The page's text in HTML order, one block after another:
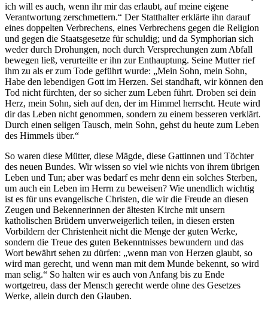
ich will es auch, wenn ihr mir das erlaubt, auf meine eigene
Verantwortung zerschmettern.“ Der Statthalter erklärte ihn darauf
eines doppelten Verbrechens, eines Verbrechens gegen die Religion
und gegen die Staatsgesetze für schuldig; und da Symphorian sich
weder durch Drohungen, noch durch Versprechungen zum Abfall
bewegen ließ, verurteilte er ihn zur Enthauptung. Seine Mutter rief
ihm zu als er zum Tode geführt wurde: „Mein Sohn, mein Sohn,
Habe den lebendigen Gott im Herzen. Sei standhaft, wir können den
Tod nicht fürchten, der so sicher zum Leben führt. Droben sei dein
Herz, mein Sohn, sieh auf den, der im Himmel herrscht. Heute wird
dir das Leben nicht genommen, sondern zu einem besseren verklärt.
Durch einen seligen Tausch, mein Sohn, gehst du heute zum Leben
des Himmels über.“
So waren diese Mütter, diese Mägde, diese Gattinnen und Töchter
des neuen Bundes. Wir wissen so viel wie nichts von ihrem übrigen
Leben und Tun; aber was bedarf es mehr denn ein solches Sterben,
um auch ein Leben im Herrn zu beweisen? Wie unendlich wichtig
ist es für uns evangelische Christen, die wir die Freude an diesen
Zeugen und Bekennerinnen der ältesten Kirche mit unsern
katholischen Brüdern unverweigerlich teilen, in diesen ersten
Vorbildern der Christenheit nicht die Menge der guten Werke,
sondern die Treue des guten Bekenntnisses bewundern und das
Wort bewährt sehen zu dürfen: „wenn man von Herzen glaubt, so
wird man gerecht, und wenn man mit dem Munde bekennt, so wird
man selig.“ So halten wir es auch von Anfang bis zu Ende
wortgetreu, dass der Mensch gerecht werde ohne des Gesetzes
Werke, allein durch den Glauben.